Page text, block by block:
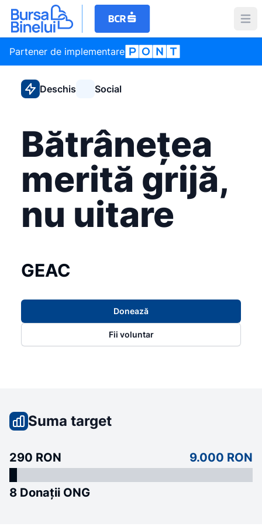
Partener de implementare
Deschis Social
Bătrânețea
merită grijă,
nu uitare
GEAC
Donează
Fii voluntar
Suma target
290 RON 9.000 RON
8 Donații ONG